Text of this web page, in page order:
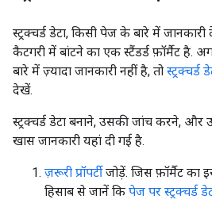
स्ट्रक्चर्ड डेटा, किसी पेज के बारे में
कैटगरी में बांटने का एक स्टैंडर्ड फ़ॉर्मैट है.
बारे में ज़्यादा जानकारी नहीं है, तो
देखें.
स्ट्रक्चर्ड डेटा बनाने, उसकी जांच करने,
खास जानकारी यहां दी गई है.
ज़रूरी प्रॉपर्टीजोड़ें. जिस फ़ॉर्मैट का
हिसाब से जानें कि पेज पर स्ट्रक्चर्ड